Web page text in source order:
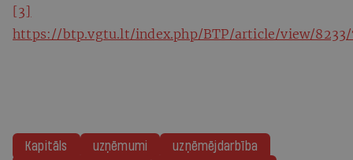
[3]
https://btp.vgtu.lt/index.php/BTP/article/view/8233/
Kapitāls uzņēmumi
uzņēmējdarbība